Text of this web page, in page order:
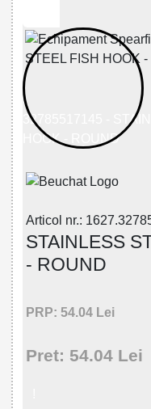
32785517145 -
HOOK - ROUND
Articol nr.:
STAINLESS
- ROUND
PRP: 54.04 Lei
Pret: 54.04 Lei